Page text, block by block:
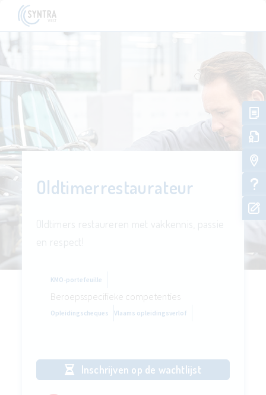
Oldtimerrestaurateur
KMO-portefeuille
Beroepsspecifieke competenties
Opleidingscheques Vlaams opleidingsverlof
Inschrijven op de wachtlijst